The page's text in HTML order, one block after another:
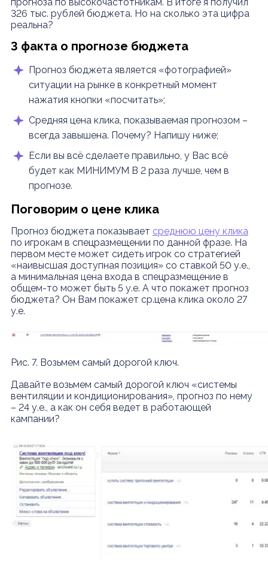
326 тыс. рублей бюджета. Но на сколько эта цифра
реальна?
3 факта о прогнозе бюджета
Прогноз бюджета является «фотографией»
ситуации на рынке в конкретный момент
нажатия кнопки «посчитать»;
Средняя цена клика, показываемая прогнозом –
всегда завышена. Почему? Напишу ниже;
Если вы всё сделаете правильно, у Вас всё
будет как МИНИМУМ В 2 раза лучше, чем в
прогнозе.
Поговорим о цене клика
Прогноз бюджета показывает среднюю цену клика
по игрокам в спецразмещении по данной фразе. На
первом месте может сидеть игрок со стратегией
«наивысшая доступная позиция» со ставкой 50 у.е.,
а минимальная цена входа в спецразмещение в
общем-то может быть 5 у.е. А что покажет прогноз
бюджета? Он Вам покажет ср.цена клика около 27
у.е.
Рис. 7. Возьмем самый дорогой ключ.
Давайте возьмем самый дорогой ключ «системы
вентиляции и кондиционирования», прогноз по нему
– 24 у.е., а как он себя ведет в работающей
кампании?